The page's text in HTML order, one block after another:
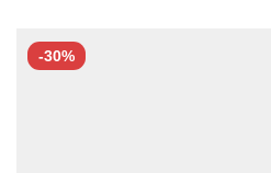
-30%